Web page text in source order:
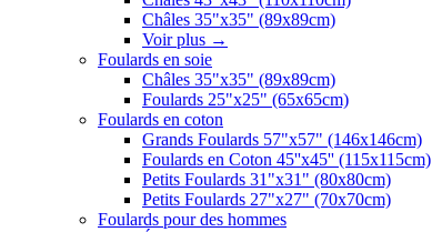
Châles 35"x35" (89x89cm)
Voir plus →
Foulards en soie
Châles 35"x35" (89x89cm)
Foulards 25"x25" (65x65cm)
Foulards en coton
Grands Foulards 57"x57" (146x146cm)
Foulards en Coton 45''x45'' (115x115cm)
Petits Foulards 31"x31" (80x80cm)
Petits Foulards 27"x27" (70x70cm)
Foulards pour des hommes